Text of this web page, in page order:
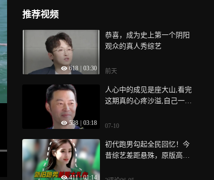
推荐视频
618 03:30
恭喜，成为史上第一个阴阳
观众的真人秀综艺
前天
538 03:18
人心中的成见是座大山,看完
这期真的心疼沙溢,自己一个
07-10
411 | 01:14
初代跑男勾起全民回忆！今
昔综艺差距悬殊，原版高光